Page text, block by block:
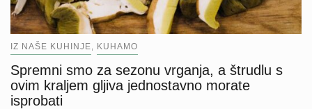
IZ NAŠE KUHINJE KUHAMO
Spremni smo za sezonu vrganja, a štrudlu s
ovim kraljem gljiva jednostavno morate
isprobati